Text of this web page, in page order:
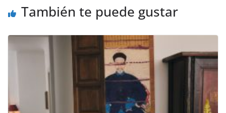
También te puede gustar